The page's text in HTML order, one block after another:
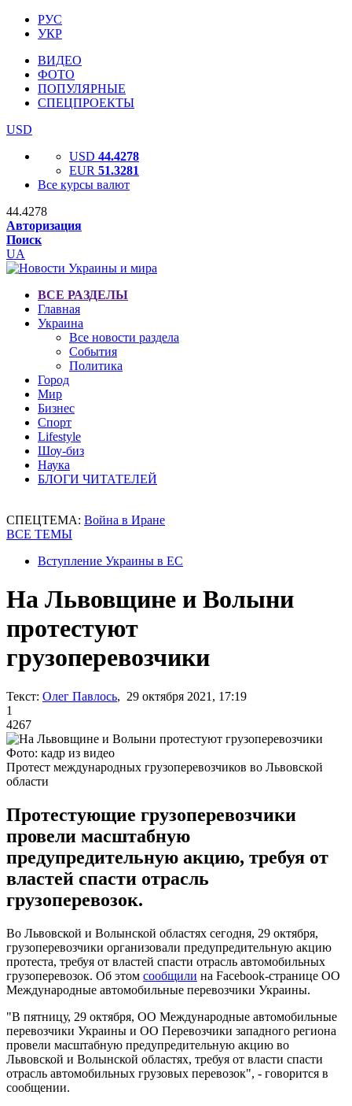
РУС
УКР
ВИДЕО
ФОТО
ПОПУЛЯРНЫЕ
СПЕЦПРОЕКТЫ
USD
USD 44.4278
EUR 51.3281
Все курсы валют
44.4278
Авторизация
Поиск
UA
ВСЕ РАЗДЕЛЫ
Главная
Украина
Все новости раздела
События
Политика
Город
Мир
Бизнес
Спорт
Lifestyle
Шоу-биз
Наука
БЛОГИ ЧИТАТЕЛЕЙ
СПЕЦТЕМА: Война в Иране
ВСЕ ТЕМЫ
Вступление Украины в ЕС
На Львовщине и Волыни
протестуют
грузоперевозчики
Текст: Олег Павлось, 29 октября 2021, 17:19
1
4267
Фото: кадр из видео
Протест международных грузоперевозчиков во Львовской
области
Протестующие грузоперевозчики
провели масштабную
предупредительную акцию, требуя от
властей спасти отрасль
грузоперевозок.
Во Львовской и Волынской областях сегодня, 29 октября,
грузоперевозчики организовали предупредительную акцию
протеста, требуя от властей спасти отрасль автомобильных
грузоперевозок. Об этом сообщили на Facebook-странице ОО
Международные автомобильные перевозчики Украины.
"В пятницу, 29 октября, ОО Международные автомобильные
перевозчики Украины и ОО Перевозчики западного региона
провели масштабную предупредительную акцию во
Львовской и Волынской областях, требуя от власти спасти
отрасль автомобильных грузовых перевозок", - говорится в
сообщении.